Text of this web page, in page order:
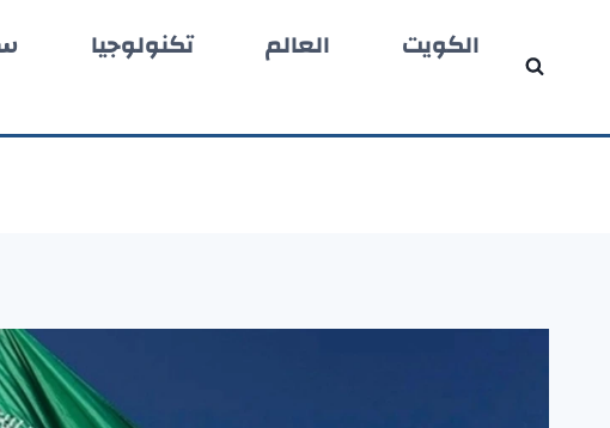
المحتوى
الكويت العالم تكنولوجيا